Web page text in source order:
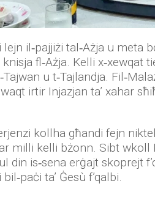
il‑pajjiżi tal‑Ażja u meta
fl‑Ażja. Kelli
u t‑Tajlandja.
irtir Injazjan ta’ xahar
kollha għandi fejn
milli kelli bżonn. Sibt wkoll
din is‑sena erġajt skoprejt
ta’ Ġesù f’qalbi.